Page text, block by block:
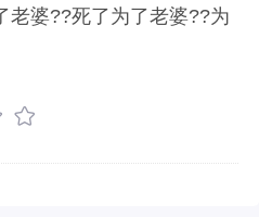
老婆??死了为了老婆??为